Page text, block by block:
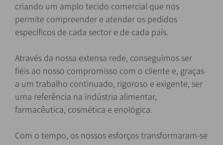
criando um amplo tecido comercial que nos
permite compreender e atender os pedidos
específicos de cada sector e de cada país.
Através da nossa extensa rede, conseguimos ser
fiéis ao nosso compromisso com o cliente e, graças
a um trabalho continuado, rigoroso e exigente, ser
uma referência na indústria alimentar,
farmacêutica, cosmética e enológica.
Com o tempo, os nossos esforços transformaram-se